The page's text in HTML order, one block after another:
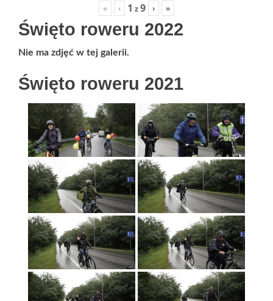
« ‹ 1 z9 › »
Święto roweru 2022
Nie ma zdjęć w tej galerii.
Święto roweru 2021